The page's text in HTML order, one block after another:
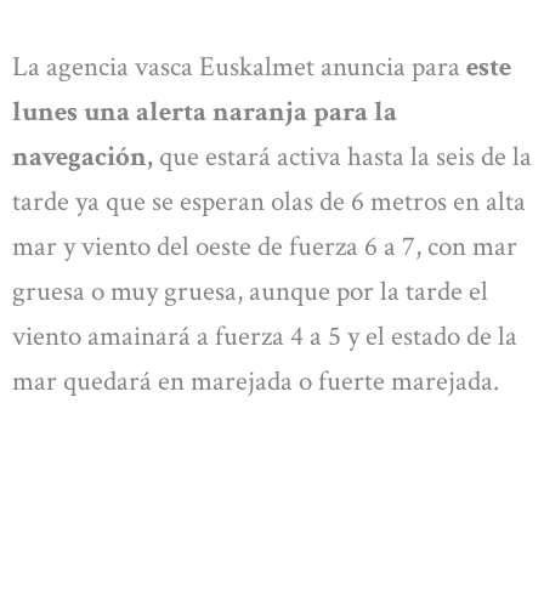
La agencia vasca Euskalmet anuncia para este
lunes una alerta naranja para la
navegación, que estará activa hasta la seis de la
tarde ya que se esperan olas de 6 metros en alta
mar y viento del oeste de fuerza 6 a 7, con mar
gruesa o muy gruesa, aunque por la tarde el
viento amainará a fuerza 4 a 5 y el estado de la
mar quedará en marejada o fuerte marejada.